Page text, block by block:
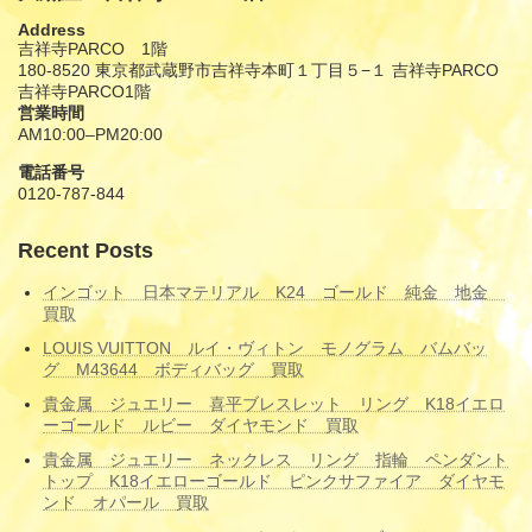
Address
吉祥寺PARCO 1階
180-8520 東京都武蔵野市吉祥寺本町１丁目５−１ 吉祥寺PARCO
吉祥寺PARCO1階
営業時間
AM10:00–PM20:00
電話番号
0120-787-844
Recent Posts
インゴット 日本マテリアル K24 ゴールド 純金 地金
買取
LOUIS VUITTON ルイ・ヴィトン モノグラム バムバッ
グ M43644 ボディバッグ 買取
貴金属 ジュエリー 喜平ブレスレット リング K18イエロ
ーゴールド ルビー ダイヤモンド 買取
貴金属 ジュエリー ネックレス リング 指輪 ペンダント
トップ K18イエローゴールド ピンクサファイア ダイヤモ
ンド オパール 買取